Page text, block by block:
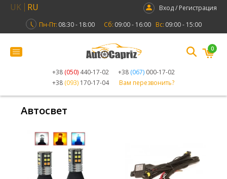
UK RU
Вход / Регистрация
Пн-Пт: 08:30 - 18:00 Сб: 09:00 - 16:00 Вс: 09:00 - 15:00
+38 (050) 440-17-02 +38 (067) 000-17-02
+38 (093) 170-17-04 Вам перезвонить?
0
Автосвет